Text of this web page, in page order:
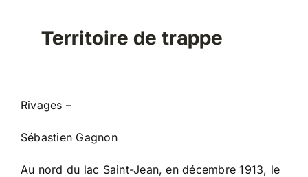
Territoire de trappe
Rivages –
Sébastien Gagnon
Au nord du lac Saint-Jean, en décembre 1913, le